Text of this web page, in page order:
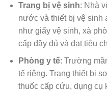
Trang bị vệ sinh: Nhà
nước và thiết bị vệ sinh
như giấy vệ sinh, xà
cấp đầy đủ và đạt tiêu
Phòng y tế: Trường
tế riêng. Trang thiết bị
thuốc cấp cứu, dụng cụ